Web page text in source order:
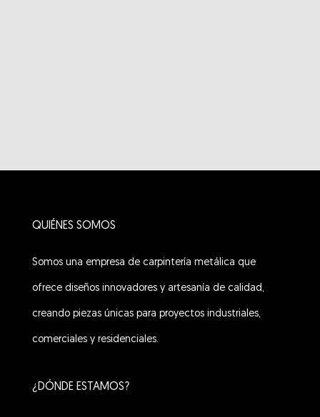
QUIÉNES SOMOS
Somos una empresa de carpintería metálica que
ofrece diseños innovadores y artesanía de calidad,
creando piezas únicas para proyectos industriales,
comerciales y residenciales.
¿DÓNDE ESTAMOS?